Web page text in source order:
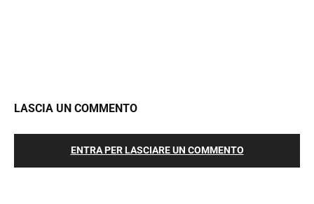
LASCIA UN COMMENTO
ENTRA PER LASCIARE UN COMMENTO